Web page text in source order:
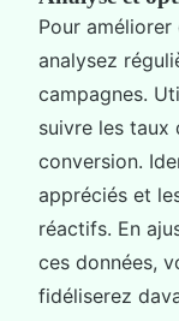
Pour
analysez
campagnes.
suivre les taux
conversion.
appréciés et
réactifs. En
ces données,
fidéliserez